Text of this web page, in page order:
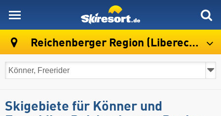
Reichenberger Region (Liberecký kraj)
Skigebiete für Könner und